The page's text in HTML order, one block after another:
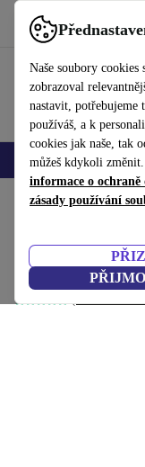
Naše soubory
zobrazoval
nastavit, potřebujeme
používáš, a k
cookies jak naše, tak
můžeš kdykoli změnit.
informace o
zásady používání
Používejte refurbed
Mobily a smartphony
Domů Produkty Mobily
Alcatel One
černá